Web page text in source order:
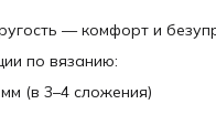
— комфорт и
по вязанию:
(в 3–4 сложения)